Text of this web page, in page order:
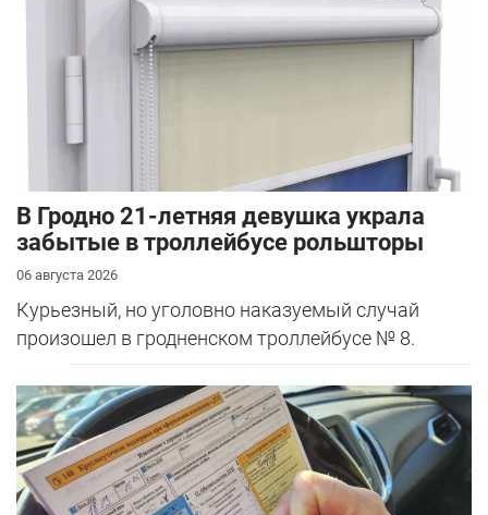
В Гродно 21-летняя девушка украла
забытые в троллейбусе рольшторы
06 августа 2026
Курьезный, но уголовно наказуемый случай
произошел в гродненском троллейбусе № 8.